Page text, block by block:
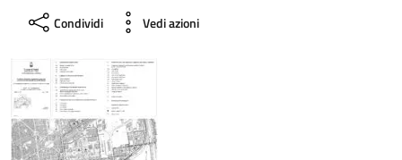
Condividi Vedi azioni